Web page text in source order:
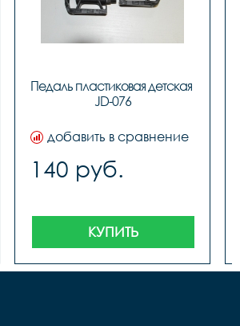
Педаль пластиковая детская
JD-076
добавить в сравнение
140 руб.
КУПИТЬ